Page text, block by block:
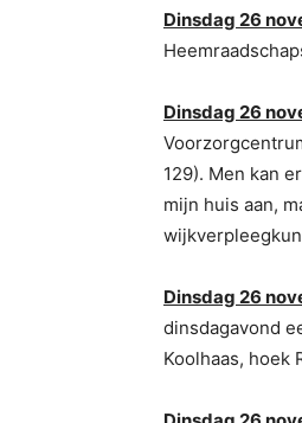
Dinsdag 26
Dinsdag 26
129). Men kan
mijn huis aan,
Dinsdag 26
dinsdagavond
Koolhaas, hoek